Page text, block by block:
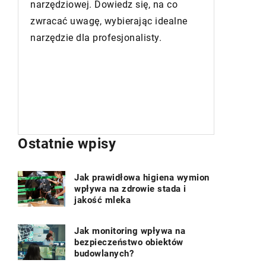
Ostatnie wpisy
Jak prawidłowa higiena wymion
wpływa na zdrowie stada i
jakość mleka
Jak monitoring wpływa na
bezpieczeństwo obiektów
budowlanych?